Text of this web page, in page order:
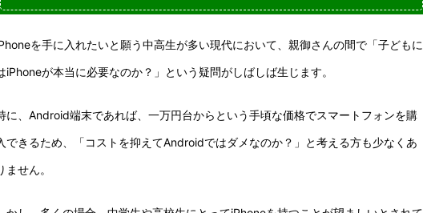
を手に入れたいと願う中高生が多い現代において、親御さんの間で「子どもに
iPhoneが本当に必要なのか？」という疑問がしばしば生じます。
に、Android端末であれば、一万円台からという手頃な価格でスマートフォンを購
できるため、「コストを抑えてAndroidではダメなのか？」と考える方も少なくあ
ません。